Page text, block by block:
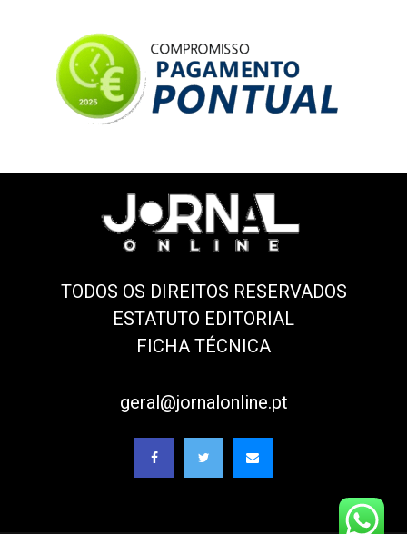
TODOS OS DIREITOS RESERVADOS
ESTATUTO EDITORIAL
FICHA TÉCNICA
geral@jornalonline.pt